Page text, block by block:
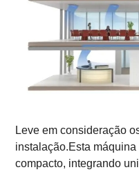
Leve em consideração
instalação.Esta
compacto, integrando